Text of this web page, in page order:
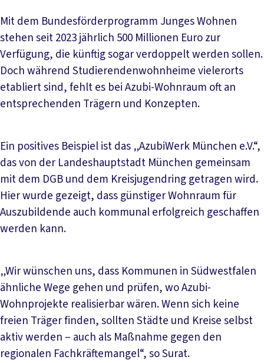
Mit dem Bundesförderprogramm Junges Wohnen
stehen seit 2023 jährlich 500 Millionen Euro zur
Verfügung, die künftig sogar verdoppelt werden sollen.
Doch während Studierendenwohnheime vielerorts
etabliert sind, fehlt es bei Azubi-Wohnraum oft an
entsprechenden Trägern und Konzepten.
Ein positives Beispiel ist das „AzubiWerk München e.V.“,
das von der Landeshauptstadt München gemeinsam
mit dem DGB und dem Kreisjugendring getragen wird.
Hier wurde gezeigt, dass günstiger Wohnraum für
Auszubildende auch kommunal erfolgreich geschaffen
werden kann.
„Wir wünschen uns, dass Kommunen in Südwestfalen
ähnliche Wege gehen und prüfen, wo Azubi-
Wohnprojekte realisierbar wären. Wenn sich keine
freien Träger finden, sollten Städte und Kreise selbst
aktiv werden – auch als Maßnahme gegen den
regionalen Fachkräftemangel“, so Surat.